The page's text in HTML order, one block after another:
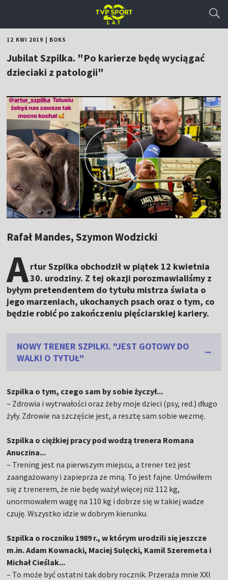
12 KWI 2019 BOKS
Jubilat Szpilka. "Po karierze będę wyciągać
dzieciaki z patologii"
Rafał Mandes, Szymon Wodzicki
Artur Szpilka obchodził w piątek 12 kwietnia
30. urodziny. Z tej okazji porozmawialiśmy z
byłym pretendentem do tytułu mistrza świata o
jego marzeniach, ukochanych psach oraz o tym, co
będzie robić po zakończeniu pięściarskiej kariery.
NOWY TRENER SZPILKI. "JEST GOTOWY DO
WALKI O TYTUŁ"
Szpilka o tym, czego sam by sobie życzył...
– Zdrowia i wytrwałości oraz żeby moje dzieci (psy, red.) długo
żyły. Zdrowie na szczęście jest, a resztę sam sobie wezmę.
Szpilka o ciężkiej pracy pod wodzą trenera Romana
Anuczina...
– Trening jest na pierwszym miejscu, a trener też jest
zaangażowany i zapieprza ze mną. To jest fajne. Umówiłem
się z trenerem, że nie będę ważył więcej niż 112 kg,
unormowałem wagę na 110 kg i dobrze się w takiej wadze
czuję. Wszystko idzie w dobrym kierunku.
Szpilka o roczniku 1989 r., w którym urodzili się jeszcze
m.in. Adam Kownacki, Maciej Sulęcki, Kamil Szeremeta i
Michał Cieślak...
– To może być ostatni tak dobry rocznik. Przeraża mnie XXI